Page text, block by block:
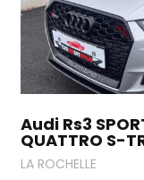
Audi Rs3
QUATTRO S-
LA ROCHELLE